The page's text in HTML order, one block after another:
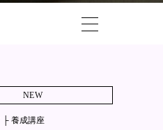
NEW
├ 養成講座